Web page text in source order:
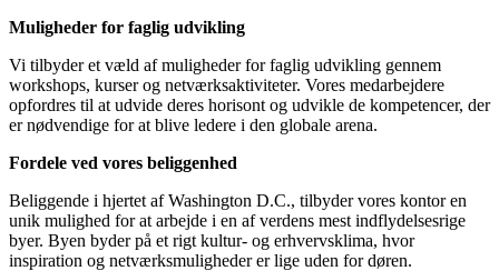
Muligheder for faglig udvikling
Vi tilbyder et væld af muligheder for faglig udvikling gennem
workshops, kurser og netværksaktiviteter. Vores medarbejdere
opfordres til at udvide deres horisont og udvikle de kompetencer, der
er nødvendige for at blive ledere i den globale arena.
Fordele ved vores beliggenhed
Beliggende i hjertet af Washington D.C., tilbyder vores kontor en
unik mulighed for at arbejde i en af verdens mest indflydelsesrige
byer. Byen byder på et rigt kultur- og erhvervsklima, hvor
inspiration og netværksmuligheder er lige uden for døren.